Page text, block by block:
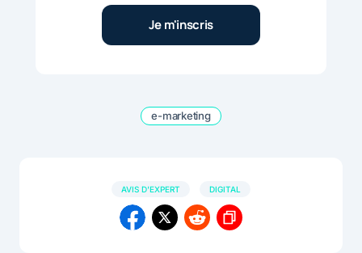
e-marketing
AVIS D'EXPERT DIGITAL